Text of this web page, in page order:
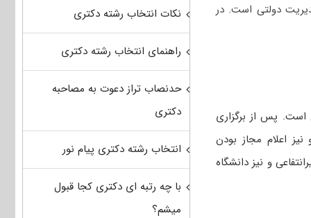
دولتی است. در
است. پس از برگزاری
نیز اعلام مجاز بودن
و نیز دانشگاه
نکات انتخاب رشته دکتری
راهنمای انتخاب رشته دکتری
حدنصاب تراز دعوت به مصاحبه
دکتری
انتخاب رشته دکتری پیام نور
با چه رتبه ای دکتری کجا قبول
میشم؟